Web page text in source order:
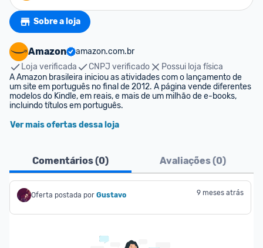
Sobre a loja
Amazon
amazon.com.br
Loja verificada
CNPJ verificado
Possui loja física
A Amazon brasileira iniciou as atividades com o lançamento de
um site em português no final de 2012. A página vende diferentes
modelos do Kindle, em reais, e mais de um milhão de e-books,
incluindo títulos em português.
Ver mais ofertas dessa loja
Comentários (0) Avaliações (0)
Oferta postada por Gustavo 9 meses atrás